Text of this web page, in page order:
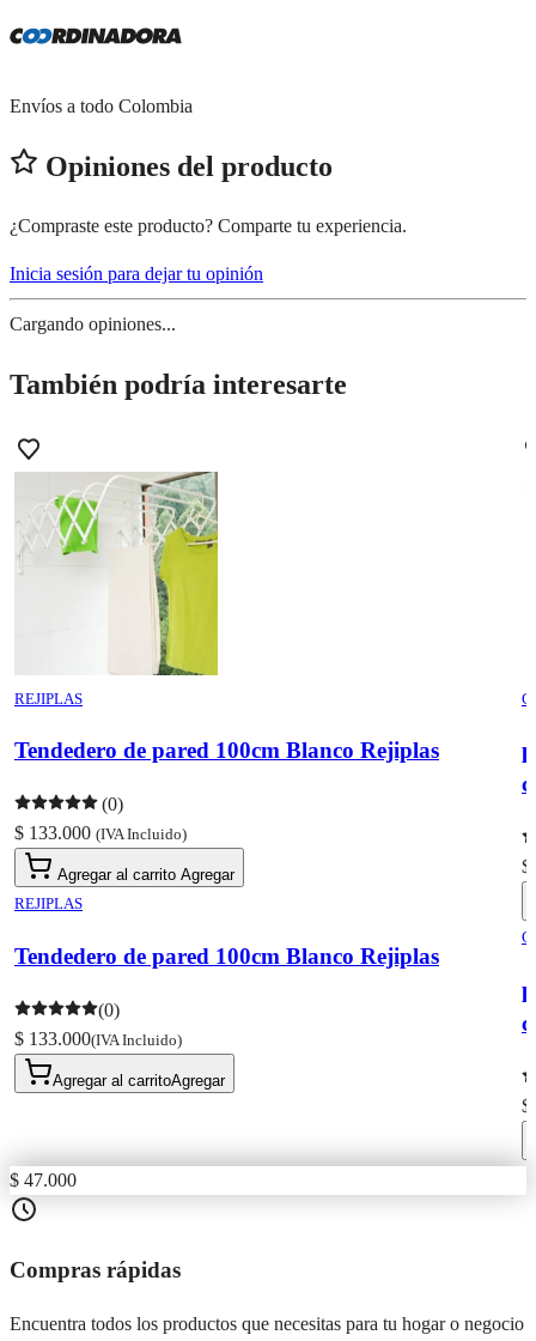
Envíos a todo Colombia
Opiniones del producto
¿Compraste este producto? Comparte tu experiencia.
Inicia sesión para dejar tu opinión
Cargando opiniones...
También podría interesarte
REJIPLAS
Tendedero de pared 100cm Blanco Rejiplas
(0)
$ 133.000 (IVA Incluido)
Agregar al carrito Agregar
REJIPLAS
Tendedero de pared 100cm Blanco Rejiplas
(0)
$ 133.000(IVA Incluido)
Agregar al carritoAgregar
$
$
$ 47.000
Compras rápidas
Encuentra todos los productos que necesitas para tu hogar o negocio